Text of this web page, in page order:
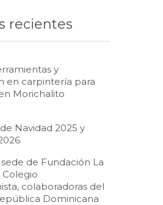
recientes
y
en carpintería para
Morichalito
Navidad 2025 y
de Fundación La
colaboradoras del
Dominicana